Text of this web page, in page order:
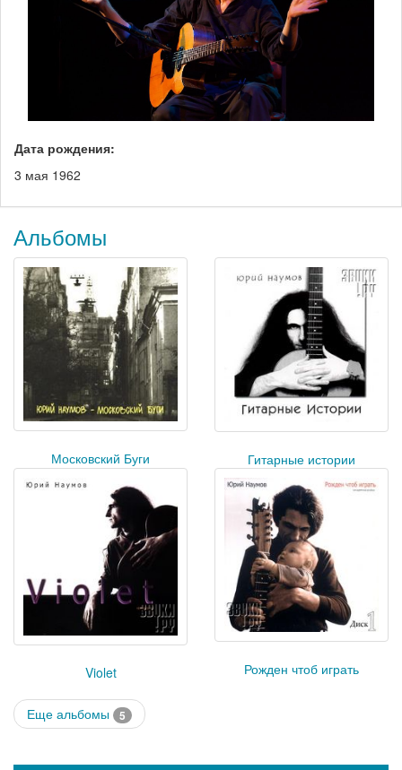
Дата рождения:
3 мая 1962
Альбомы
Московский Буги Гитарные истории
Violet Рожден чтоб играть
Еще альбомы 5